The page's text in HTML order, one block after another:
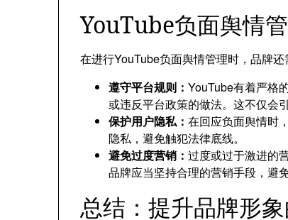
YouTube负面舆情
在进行YouTube负面舆情管理时，品牌
遵守平台规则： YouTube有着严格
或违反平台政策的做法。这不仅会
保护用户隐私： 在回应负面舆情时
隐私，避免触犯法律底线。
避免过度营销： 过度或过于激进的
品牌应当坚持合理的营销手段，避
总结：提升品牌形